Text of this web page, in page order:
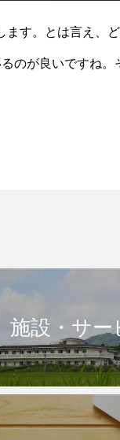
す。とは言え、
のが良いですね。
施設・サー